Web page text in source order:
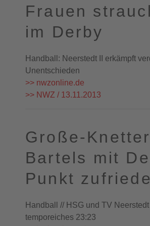
Frauen
im Derby
Handball: Neerstedt II erkämpft
Unentschieden
>> nwzonline.de
>> NWZ / 13.11.2013
Große-
Bartels mit
Punkt
Handball // HSG und TV
temporeiches 23:23